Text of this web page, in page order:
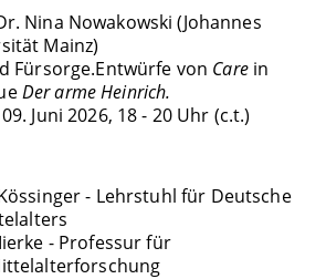
Nina Nowakowski (Johannes
Mainz)
Fürsorge.Entwürfe von Carein
Der arme Heinrich.
Juni 2026, 18 - 20 Uhr (c.t.)
- Lehrstuhl für Deutsche
- Professur für